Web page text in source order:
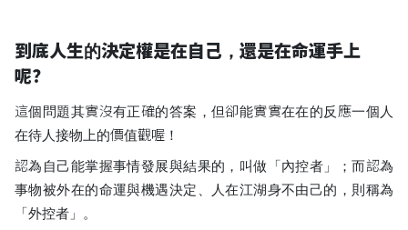
到底人生的決定權是在自己，還是在命運手上
呢？
這個問題其實沒有正確的答案，但卻能實實在在的反應一個人
在待人接物上的價值觀喔！
認為自己能掌握事情發展與結果的，叫做「內控者」；而認為
事物被外在的命運與機遇決定、人在江湖身不由己的，則稱為
「外控者」。